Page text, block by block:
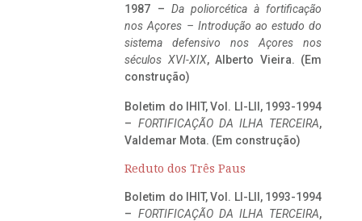
1987 – Da poliorcética à fortificação
nos Açores – Introdução ao estudo do
sistema defensivo nos Açores nos
séculos XVI-XIX, Alberto Vieira. (Em
construção)
Boletim do IHIT, Vol. LI-LII, 1993-1994
– FORTIFICAÇÃO DA ILHA TERCEIRA,
Valdemar Mota. (Em construção)
Reduto dos Três Paus
Boletim do IHIT, Vol. LI-LII, 1993-1994
– FORTIFICAÇÃO DA ILHA TERCEIRA,